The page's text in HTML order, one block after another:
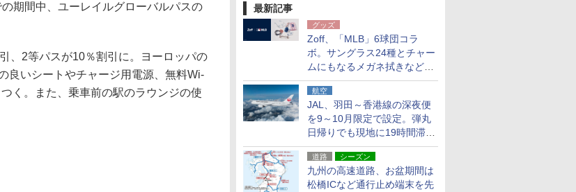
最新記事
グッズ
Zoff、「MLB」6球団コラ
ボ。サングラス24種とチャー
ムにもなるメガネ拭きなど雑
貨24種
航空
JAL、羽田～香港線の深夜便
を9～10月限定で設定。弾丸
日帰りでも現地に19時間滞在
できる
道路 シーズン
九州の高速道路、お盆期間は
松橋ICなど通行止め端末を先
期間中、ユーレイルグローバルパスの
、2等パスが10％割引に。ヨーロッパの
良いシートやチャージ用電源、無料Wi-
く。また、乗車前の駅のラウンジの使